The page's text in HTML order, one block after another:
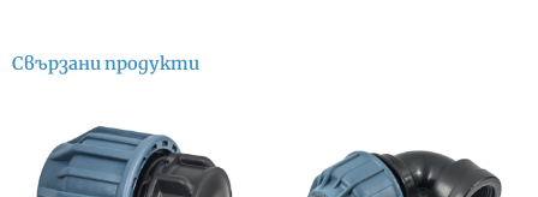
Свързани продукти